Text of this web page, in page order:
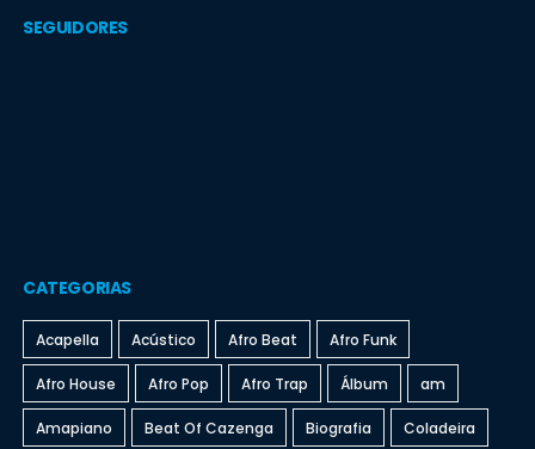
SEGUIDORES
CATEGORIAS
Acapella Acústico Afro Beat Afro Funk
Afro House Afro Pop Afro Trap Álbum am
Amapiano Beat Of Cazenga Biografia Coladeira